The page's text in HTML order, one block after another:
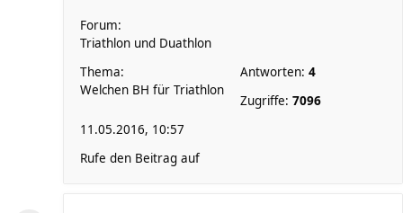
Forum:
Triathlon und Duathlon
Thema:
Welchen BH für Triathlon
Antworten: 4
Zugriffe: 7096
11.05.2016, 10:57
Rufe den Beitrag auf